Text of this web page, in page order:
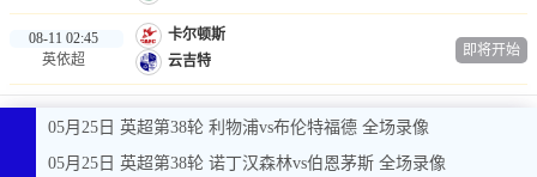
08-11 02:45
英依超
卡尔顿斯
云吉特
即将开始
05月25日 英超第38轮 利物浦vs布伦特福德 全场录像
05月25日 英超第38轮 诺丁汉森林vs伯恩茅斯 全场录像